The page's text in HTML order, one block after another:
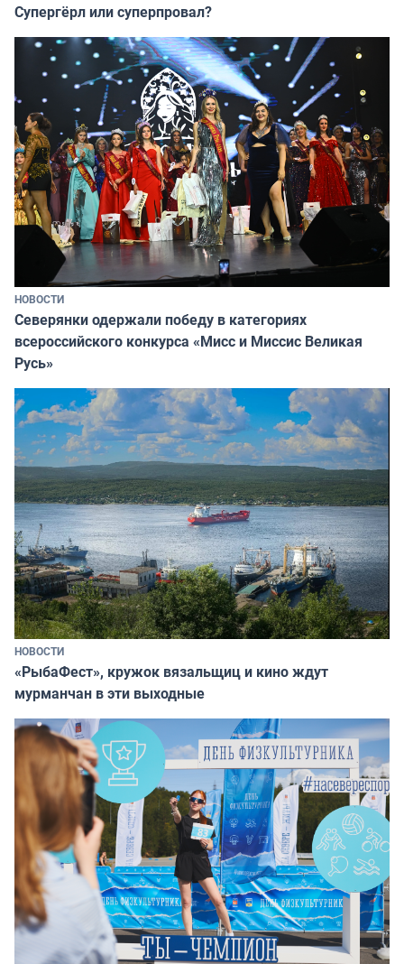
Супергёрл или суперпровал?
НОВОСТИ
Северянки одержали победу в категориях
всероссийского конкурса «Мисс и Миссис Великая
Русь»
НОВОСТИ
«РыбаФест», кружок вязальщиц и кино ждут
мурманчан в эти выходные